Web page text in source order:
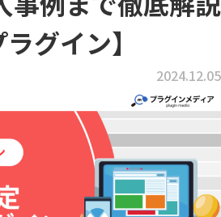
グイン】
2024.12.05